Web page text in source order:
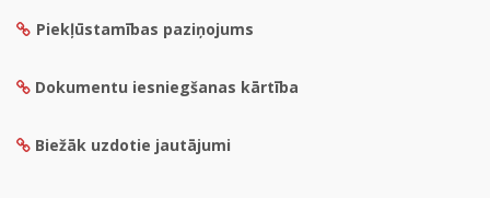
Piekļūstamības paziņojums
Dokumentu iesniegšanas kārtība
Biežāk uzdotie jautājumi